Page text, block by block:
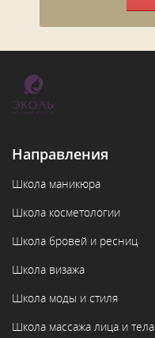
Направления
Школа маникюра
Школа косметологии
Школа бровей и ресниц
Школа визажа
Школа моды и стиля
Школа массажа лица и тела